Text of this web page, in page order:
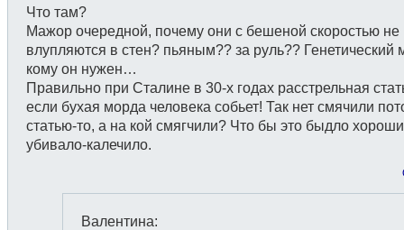
Что там?
Мажор очередной, почему они с бешеной скоростью не
влупляются в стен? пьяным?? за руль?? Генетический
кому он нужен…
Правильно при Сталине в 30-х годах расстрельная
если бухая морда человека собьет! Так нет смячили
статью-то, а на кой смягчили? Что бы это быдло
убивало-калечило.
Валентина: